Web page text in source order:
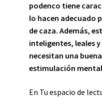
podenco tiene
lo hacen adecuado
de caza. Además,
inteligentes, leales
necesitan una
estimulación
En Tu espacio de